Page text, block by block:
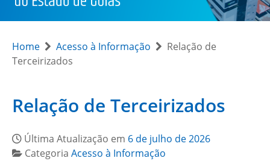
Home Acesso à Informação
Relação de
Terceirizados
Relação de Terceirizados
Última Atualização em 6 de julho de 2026
Categoria Acesso à Informação